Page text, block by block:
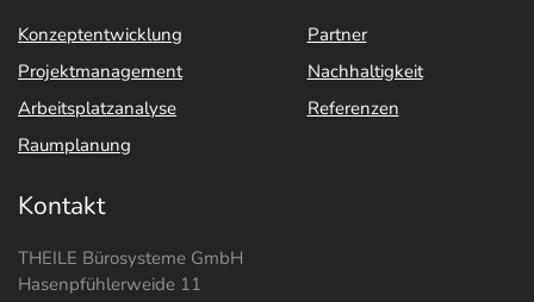
Konzeptentwicklung
Projektmanagement
Arbeitsplatzanalyse
Raumplanung
Partner
Nachhaltigkeit
Referenzen
Kontakt
THEILE Bürosysteme GmbH
Hasenpfühlerweide 11